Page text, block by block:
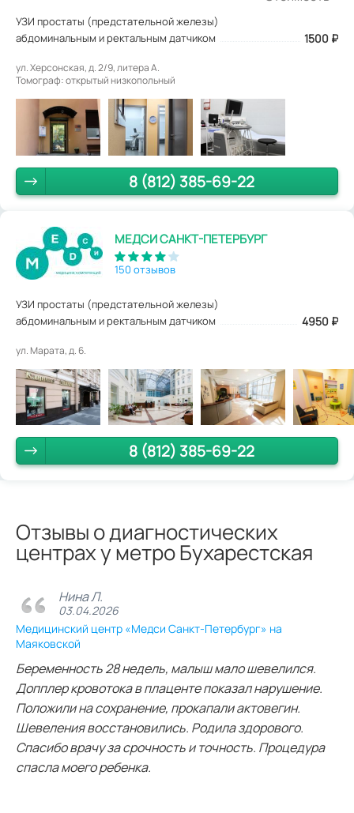
УЗИ простаты (предстательной железы)
абдоминальным и ректальным датчиком
1500 ₽
ул. Херсонская, д. 2/9, литера А.
Томограф: открытый низкопольный
8 (812) 385-69-22
МЕДСИ САНКТ-ПЕТЕРБУРГ
150 отзывов
УЗИ простаты (предстательной железы)
абдоминальным и ректальным датчиком
4950 ₽
ул. Марата, д. 6.
8 (812) 385-69-22
Отзывы о диагностических
центрах у метро Бухарестская
Нина Л.
03.04.2026
Медицинский центр «Медси Санкт-Петербург» на
Маяковской
Беременность 28 недель, малыш мало шевелился.
Допплер кровотока в плаценте показал нарушение.
Положили на сохранение, прокапали актовегин.
Шевеления восстановились. Родила здорового.
Спасибо врачу за срочность и точность. Процедура
спасла моего ребенка.